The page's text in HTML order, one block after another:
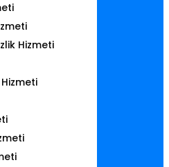
Hizmeti